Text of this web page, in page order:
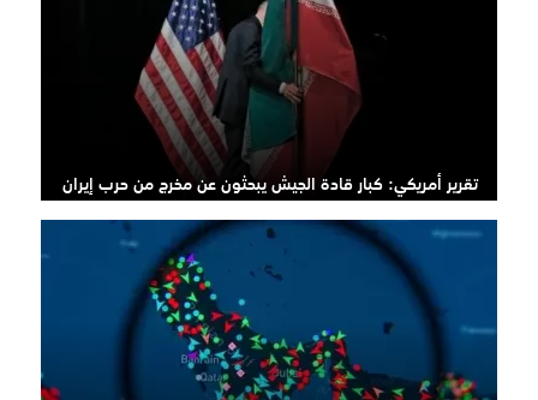
تقرير أمريكي: كبار قادة الجيش يبحثون عن مخرج من حرب إيران